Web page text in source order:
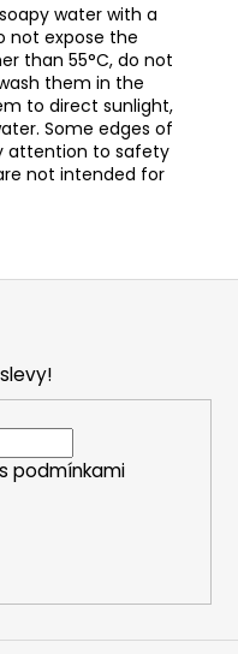
water with a
not expose the
than 55°C, do not
them in the
to direct sunlight,
Some edges of
attention to safety
not intended for
podmínkami